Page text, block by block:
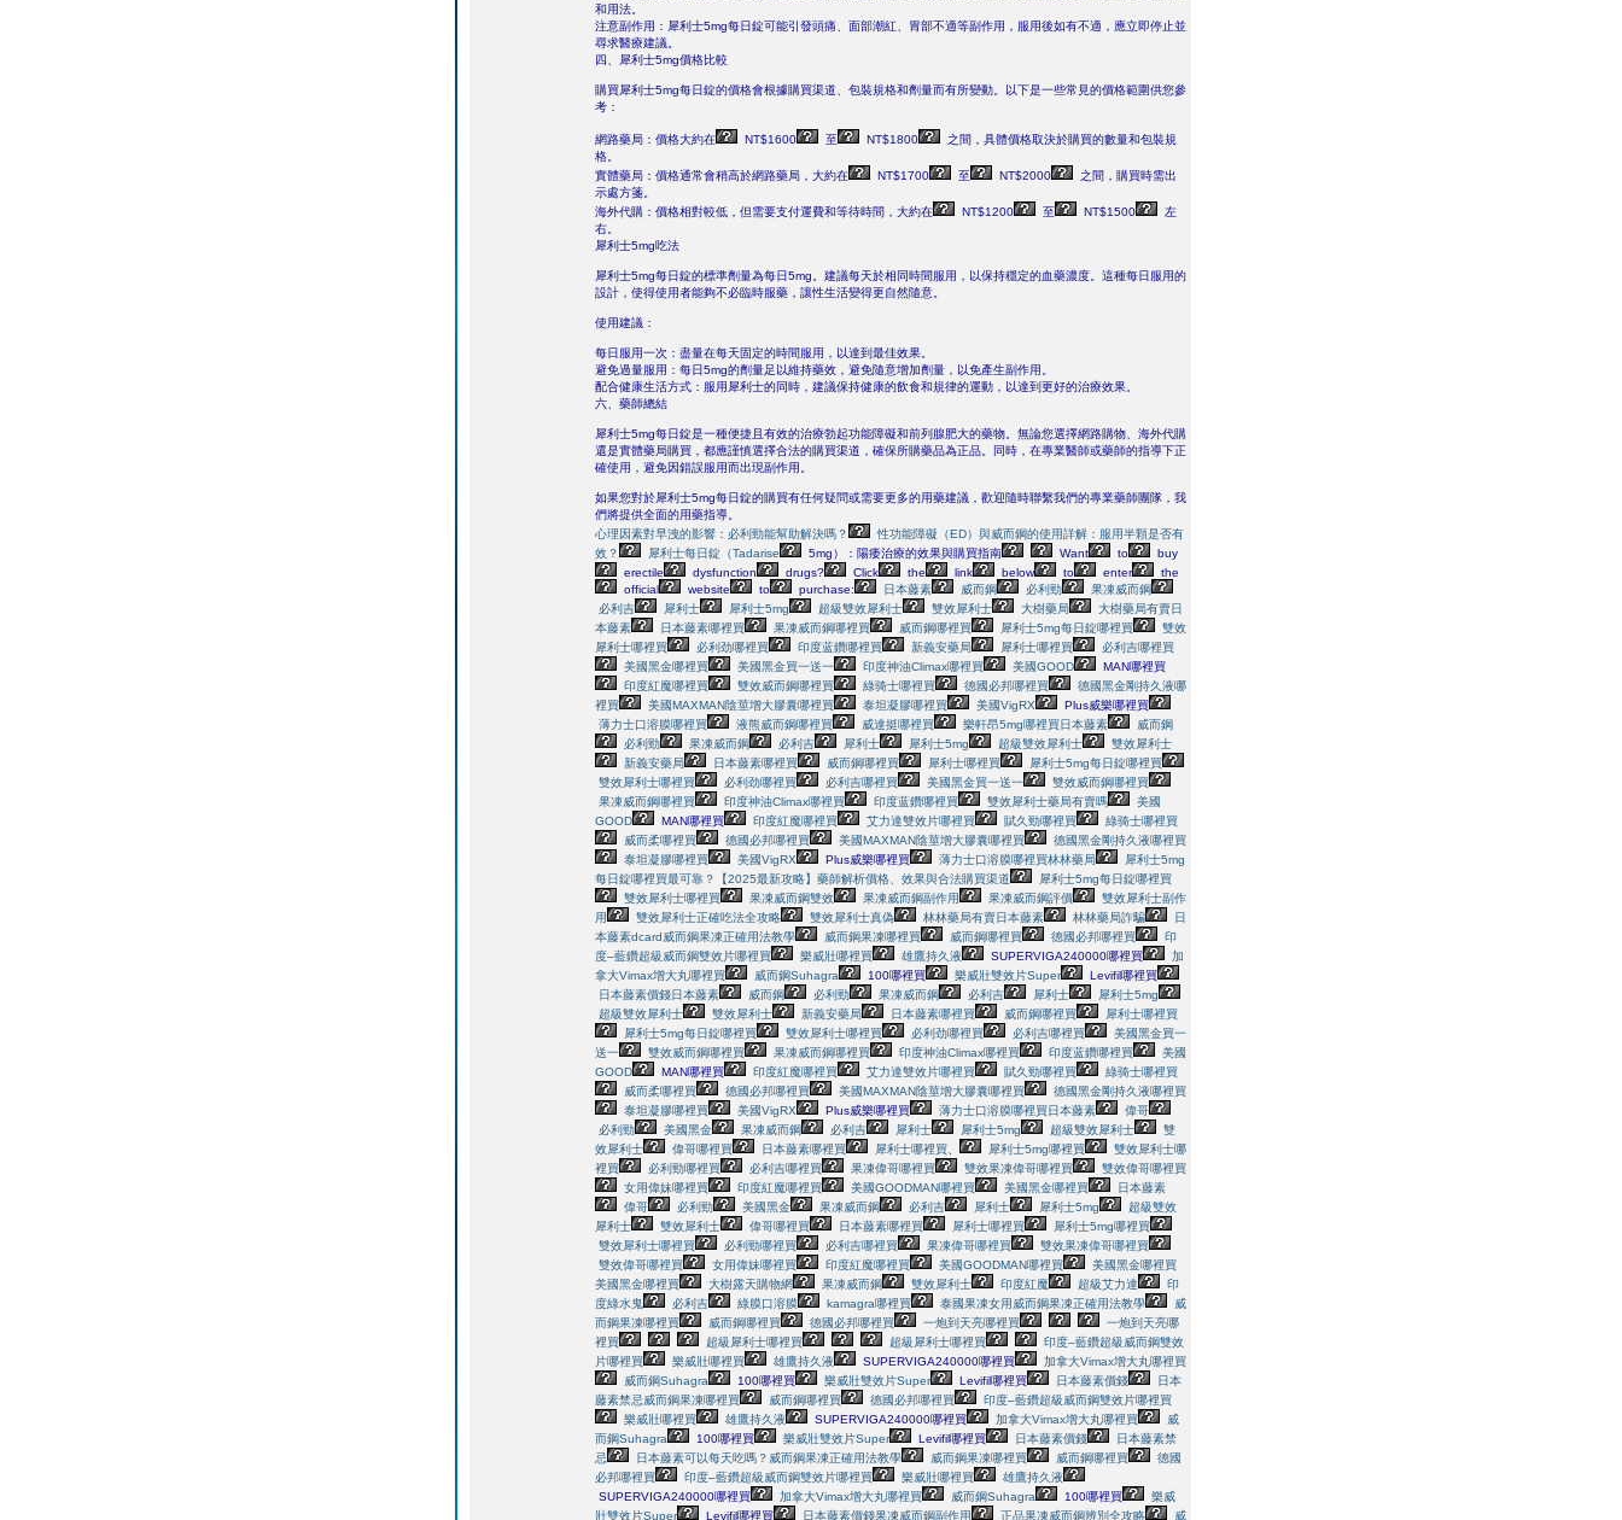
和用法。
注意副作用：犀利士5mg每日錠可能引發頭痛、面部潮紅、胃部不適等副作用，服用後如有不適，應立即停止並
尋求醫療建議。
四、犀利士5mg價格比較
購買犀利士5mg每日錠的價格會根據購買渠道、包裝規格和劑量而有所變動。以下是一些常見的價格範圍供您參
考：
網路藥局：價格大約在 NT$1600 至 NT$1800
之間，具體價格取決於購買的數量和包裝規
格。
實體藥局：價格通常會稍高於網路藥局，大約在
NT$1700 至 NT$2000
之間，購買時需出
示處方箋。
海外代購：價格相對較低，但需要支付運費和等待時間，大約在
NT$1200 至 NT$1500
左
右。
犀利士5mg吃法
犀利士5mg每日錠的標準劑量為每日5mg。建議每天於相同時間服用，以保持穩定的血藥濃度。這種每日服用的
設計，使得使用者能夠不必臨時服藥，讓性生活變得更自然隨意。
使用建議：
每日服用一次：盡量在每天固定的時間服用，以達到最佳效果。
避免過量服用：每日5mg的劑量足以維持藥效，避免隨意增加劑量，以免產生副作用。
配合健康生活方式：服用犀利士的同時，建議保持健康的飲食和規律的運動，以達到更好的治療效果。
六、藥師總結
犀利士5mg每日錠是一種便捷且有效的治療勃起功能障礙和前列腺肥大的藥物。無論您選擇網路購物、海外代購
還是實體藥局購買，都應謹慎選擇合法的購買渠道，確保所購藥品為正品。同時，在專業醫師或藥師的指導下正
確使用，避免因錯誤服用而出現副作用。
如果您對於犀利士5mg每日錠的購買有任何疑問或需要更多的用藥建議，歡迎隨時聯繫我們的專業藥師團隊，我
們將提供全面的用藥指導。
心理因素對早洩的影響：必利勁能幫助解決嗎？
性功能障礙（ED）與威而鋼的使用詳解：服用半顆是否有
效？
犀利士每日錠（Tadarise 5mg）：陽痿治療的效果與購買指南 Want to
buy
erectile
dysfunction drugs? Click the link below to enter
the
official
website to purchase: 日本藤素 威而鋼 必利勁
果凍威而鋼
必利吉
犀利士 犀利士5mg 超級雙效犀利士 雙效犀利士 大樹藥局
大樹藥局有賣日
本藤素
日本藤素哪裡買 果凍威而鋼哪裡買 威而鋼哪裡買 犀利士5mg每日錠哪裡買
雙效
犀利士哪裡買
必利劲哪裡買 印度蓝鑽哪裡買 新義安藥局 犀利士哪裡買
必利吉哪裡買
美國黑金哪裡買
美國黑金買一送一 印度神油Climax哪裡買 美國GOOD
MAN哪裡買
印度紅魔哪裡買
雙效威而鋼哪裡買 綠骑士哪裡買 德國必邦哪裡買
德國黑金剛持久液哪
裡買
美國MAXMAN陰莖增大膠囊哪裡買 泰坦凝膠哪裡買 美國VigRX
Plus威樂哪裡買
薄力士口溶膜哪裡買
液熊威而鋼哪裡買 威達挺哪裡買 樂軒昂5mg哪裡買日本藤素
威而鋼
必利勁
果凍威而鋼 必利吉 犀利士 犀利士5mg 超級雙效犀利士
雙效犀利士
新義安藥局
日本藤素哪裡買 威而鋼哪裡買 犀利士哪裡買
犀利士5mg每日錠哪裡買
雙效犀利士哪裡買
必利劲哪裡買 必利吉哪裡買 美國黑金買一送一
雙效威而鋼哪裡買
果凍威而鋼哪裡買
印度神油Climax哪裡買 印度蓝鑽哪裡買 雙效犀利士藥局有賣嗎
美國
GOOD
MAN哪裡買 印度紅魔哪裡買 艾力達雙效片哪裡買 賦久勁哪裡買
綠骑士哪裡買
威而柔哪裡買
德國必邦哪裡買 美國MAXMAN陰莖增大膠囊哪裡買
德國黑金剛持久液哪裡買
泰坦凝膠哪裡買
美國VigRX Plus威樂哪裡買 薄力士口溶膜哪裡買林林藥局
犀利士5mg
每日錠哪裡買最可靠？【2025最新攻略】藥師解析價格、效果與合法購買渠道
犀利士5mg每日錠哪裡買
雙效犀利士哪裡買
果凍威而鋼雙效 果凍威而鋼副作用 果凍威而鋼評價
雙效犀利士副作
用
雙效犀利士正確吃法全攻略 雙效犀利士真偽 林林藥局有賣日本藤素 林林藥局詐騙
日
本藤素dcard威而鋼果凍正確用法教學 威而鋼果凍哪裡買 威而鋼哪裡買 德國必邦哪裡買
印
度–藍鑽超級威而鋼雙效片哪裡買
樂威壯哪裡買 雄鷹持久液 SUPERVIGA240000哪裡買
加
拿大Vimax增大丸哪裡買
威而鋼Suhagra 100哪裡買 樂威壯雙效片Super
Levifil哪裡買
日本藤素價錢日本藤素 威而鋼 必利勁 果凍威而鋼 必利吉 犀利士
犀利士5mg
超級雙效犀利士
雙效犀利士 新義安藥局 日本藤素哪裡買 威而鋼哪裡買
犀利士哪裡買
犀利士5mg每日錠哪裡買
雙效犀利士哪裡買 必利劲哪裡買 必利吉哪裡買
美國黑金買一
送一
雙效威而鋼哪裡買 果凍威而鋼哪裡買 印度神油Climax哪裡買 印度蓝鑽哪裡買
美國
GOOD
MAN哪裡買 印度紅魔哪裡買 艾力達雙效片哪裡買 賦久勁哪裡買
綠骑士哪裡買
威而柔哪裡買
德國必邦哪裡買 美國MAXMAN陰莖增大膠囊哪裡買
德國黑金剛持久液哪裡買
泰坦凝膠哪裡買
美國VigRX Plus威樂哪裡買 薄力士口溶膜哪裡買日本藤素
偉哥
必利勁
美國黑金 果凍威而鋼 必利吉 犀利士 犀利士5mg 超級雙效犀利士
雙
效犀利士
偉哥哪裡買 日本藤素哪裡買 犀利士哪裡買 犀利士5mg哪裡買
雙效犀利士哪
裡買
必利勁哪裡買 必利吉哪裡買 果凍偉哥哪裡買 雙效果凍偉哥哪裡買
雙效偉哥哪裡買
女用偉妹哪裡買
印度紅魔哪裡買 美國GOODMAN哪裡買 美國黑金哪裡買
日本藤素
偉哥
必利勁 美國黑金 果凍威而鋼 必利吉 犀利士 犀利士5mg
超級雙效
犀利士
雙效犀利士 偉哥哪裡買 日本藤素哪裡買 犀利士哪裡買
犀利士5mg哪裡買
雙效犀利士哪裡買
必利勁哪裡買 必利吉哪裡買 果凍偉哥哪裡買
雙效果凍偉哥哪裡買
雙效偉哥哪裡買
女用偉妹哪裡買 印度紅魔哪裡買 美國GOODMAN哪裡買
美國黑金哪裡買
美國黑金哪裡買
大樹露天購物網 果凍威而鋼 雙效犀利士 印度紅魔 超級艾力達
印
度綠水鬼
必利吉 綠膜口溶膜 kamagra哪裡買 泰國果凍女用威而鋼果凍正確用法教學
威
而鋼果凍哪裡買
威而鋼哪裡買 德國必邦哪裡買 一炮到天亮哪裡買
一炮到天亮哪
裡買
超級犀利士哪裡買 超級犀利士哪裡買
印度–藍鑽超級威而鋼雙效
片哪裡買
樂威壯哪裡買 雄鷹持久液 SUPERVIGA240000哪裡買
加拿大Vimax增大丸哪裡買
威而鋼Suhagra
100哪裡買 樂威壯雙效片Super Levifil哪裡買 日本藤素價錢
日本
藤素禁忌威而鋼果凍哪裡買 威而鋼哪裡買 德國必邦哪裡買
印度–藍鑽超級威而鋼雙效片哪裡買
樂威壯哪裡買
雄鷹持久液 SUPERVIGA240000哪裡買 加拿大Vimax增大丸哪裡買
威
而鋼Suhagra
100哪裡買 樂威壯雙效片Super Levifil哪裡買 日本藤素價錢
日本藤素禁
忌
日本藤素可以每天吃嗎？ 威而鋼果凍正確用法教學 威而鋼果凍哪裡買 威而鋼哪裡買
德國
必邦哪裡買
印度–藍鑽超級威而鋼雙效片哪裡買 樂威壯哪裡買
雄鷹持久液
SUPERVIGA240000哪裡買
加拿大Vimax增大丸哪裡買 威而鋼Suhagra 100哪裡買
樂威
壯雙效片Super
Levifil哪裡買 日本藤素價錢果凍威而鋼副作用 正品果凍威而鋼辨別全攻略 威